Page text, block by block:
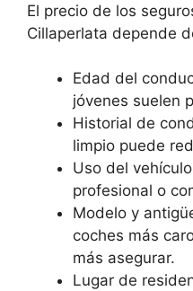
El precio de los
Cillaperlata depende
Edad del
jóvenes suelen
Historial de
limpio puede
Uso del
profesional o
Modelo y
coches más
más asegurar.
Lugar de